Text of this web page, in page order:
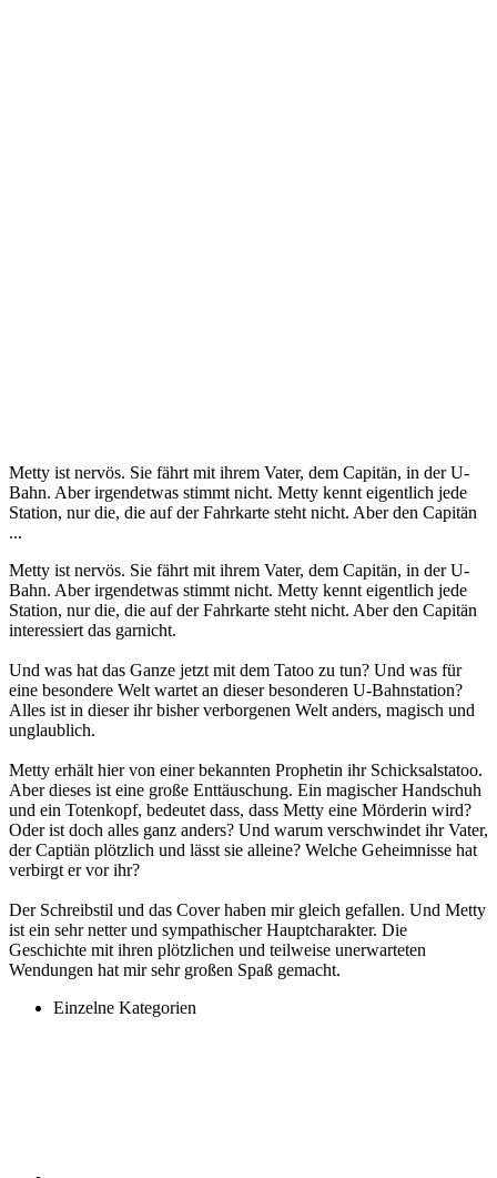
Metty ist nervös. Sie fährt mit ihrem Vater, dem Capitän, in der U-
Bahn. Aber irgendetwas stimmt nicht. Metty kennt eigentlich jede
Station, nur die, die auf der Fahrkarte steht nicht. Aber den Capitän
...
Metty ist nervös. Sie fährt mit ihrem Vater, dem Capitän, in der U-
Bahn. Aber irgendetwas stimmt nicht. Metty kennt eigentlich jede
Station, nur die, die auf der Fahrkarte steht nicht. Aber den Capitän
interessiert das garnicht.
Und was hat das Ganze jetzt mit dem Tatoo zu tun? Und was für
eine besondere Welt wartet an dieser besonderen U-Bahnstation?
Alles ist in dieser ihr bisher verborgenen Welt anders, magisch und
unglaublich.
Metty erhält hier von einer bekannten Prophetin ihr Schicksalstatoo.
Aber dieses ist eine große Enttäuschung. Ein magischer Handschuh
und ein Totenkopf, bedeutet dass, dass Metty eine Mörderin wird?
Oder ist doch alles ganz anders? Und warum verschwindet ihr Vater,
der Captiän plötzlich und lässt sie alleine? Welche Geheimnisse hat
verbirgt er vor ihr?
Der Schreibstil und das Cover haben mir gleich gefallen. Und Metty
ist ein sehr netter und sympathischer Hauptcharakter. Die
Geschichte mit ihren plötzlichen und teilweise unerwarteten
Wendungen hat mir sehr großen Spaß gemacht.
Einzelne Kategorien